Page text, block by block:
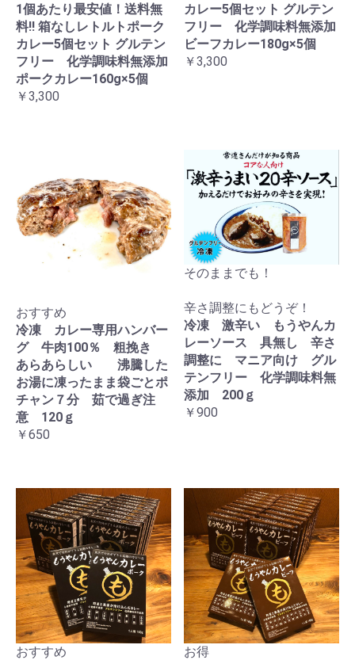
1個あたり最安値！送料無
料!! 箱なしレトルトポーク
カレー5個セット グルテン
フリー 化学調味料無添加
ポークカレー160g×5個
￥3,300
カレー5個セット グルテン
フリー 化学調味料無添加
ビーフカレー180g×5個
￥3,300
おすすめ
冷凍 カレー専用ハンバー
グ 牛肉100％ 粗挽き
あらあらしい 沸騰した
お湯に凍ったまま袋ごとポ
チャン７分 茹で過ぎ注
意 120ｇ
￥650
そのままでも！
辛さ調整にもどうぞ！
冷凍 激辛い もうやんカ
レーソース 具無し 辛さ
調整に マニア向け グル
テンフリー 化学調味料無
添加 200ｇ
￥900
おすすめ
お得